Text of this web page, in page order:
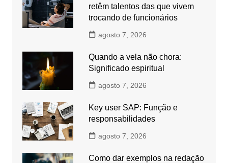
retêm talentos das que vivem
trocando de funcionários
agosto 7, 2026
Quando a vela não chora:
Significado espiritual
agosto 7, 2026
Key user SAP: Função e
responsabilidades
agosto 7, 2026
Como dar exemplos na redação